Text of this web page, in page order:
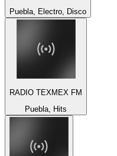
Puebla, Electro, Disco
RADIO TEXMEX FM
Puebla, Hits